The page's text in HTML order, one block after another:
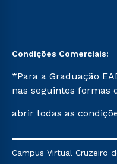
Condições Comerciais:
*Para a Graduação
nas seguintes formas
Já para as demais, a
mencionadas são
abrir todas as
Campus Virtual Cruzeiro